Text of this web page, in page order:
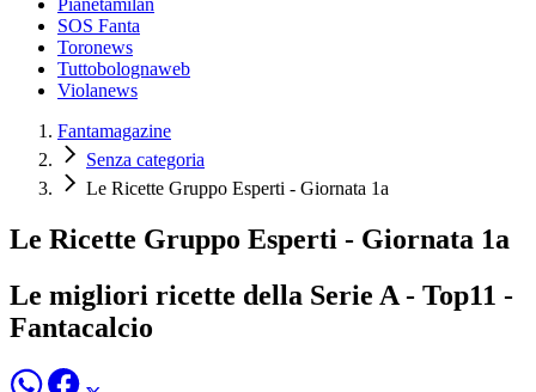
Pianetamilan
SOS Fanta
Toronews
Tuttobolognaweb
Violanews
Fantamagazine
Senza categoria
Le Ricette Gruppo Esperti - Giornata 1a
Le Ricette Gruppo Esperti - Giornata 1a
Le migliori ricette della Serie A - Top11 -
Fantacalcio